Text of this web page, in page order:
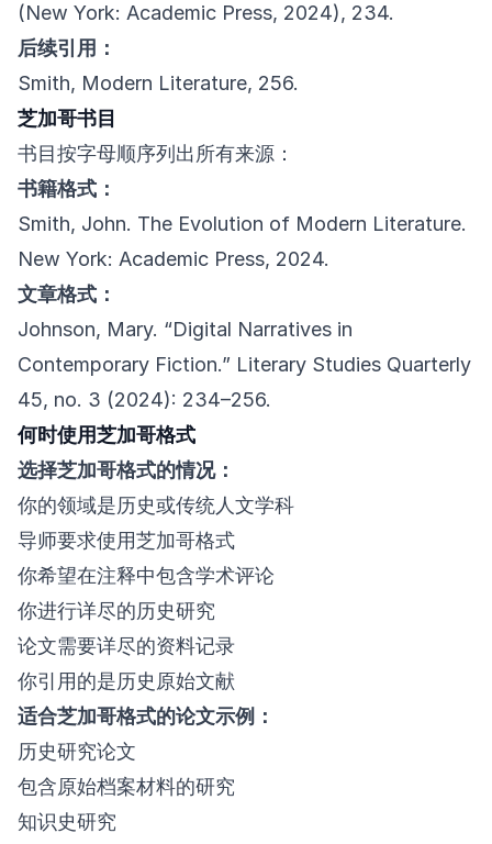
(New York: Academic Press, 2024), 234.
后续引用：
Smith, Modern Literature, 256.
芝加哥书目
书目按字母顺序列出所有来源：
书籍格式：
Smith, John. The Evolution of Modern Literature.
New York: Academic Press, 2024.
文章格式：
Johnson, Mary. “Digital Narratives in
Contemporary Fiction.” Literary Studies Quarterly
45, no. 3 (2024): 234–256.
何时使用芝加哥格式
选择芝加哥格式的情况：
你的领域是历史或传统人文学科
导师要求使用芝加哥格式
你希望在注释中包含学术评论
你进行详尽的历史研究
论文需要详尽的资料记录
你引用的是历史原始文献
适合芝加哥格式的论文示例：
历史研究论文
包含原始档案材料的研究
知识史研究